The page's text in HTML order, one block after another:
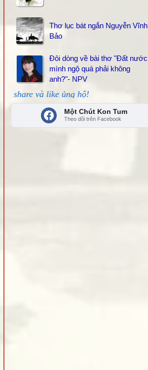
Thơ lục bát ngắn Nguyễn Vĩnh
Bảo
Đôi dòng về bài thơ "Đất nước
mình ngộ quá phải không
anh?"- NPV
ủng hộ!
Một Chút Kon Tum
Theo dõi trên Facebook